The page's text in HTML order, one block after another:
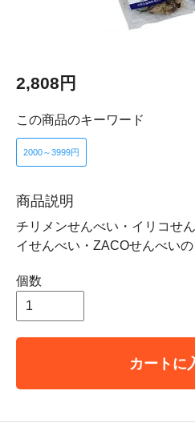
2,808円
この商品のキーワード
2000～3999円
商品説明
チリメンせんべい・イリコせ
イせんべい・ZACOせんべいの
個数
カートに